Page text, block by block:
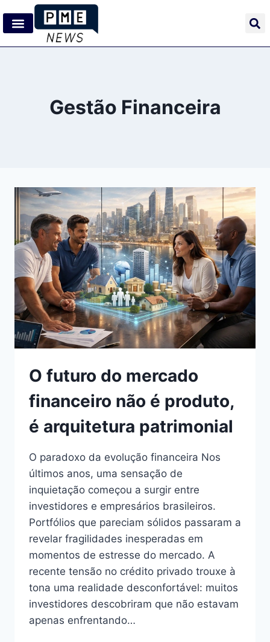
Gestão Financeira
O futuro do mercado
financeiro não é produto,
é arquitetura patrimonial
O paradoxo da evolução financeira Nos
últimos anos, uma sensação de
inquietação começou a surgir entre
investidores e empresários brasileiros.
Portfólios que pareciam sólidos passaram a
revelar fragilidades inesperadas em
momentos de estresse do mercado. A
recente tensão no crédito privado trouxe à
tona uma realidade desconfortável: muitos
investidores descobriram que não estavam
apenas enfrentando…